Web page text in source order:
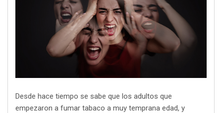
Desde hace tiempo se sabe que los adultos que
empezaron a fumar tabaco a muy temprana edad, y